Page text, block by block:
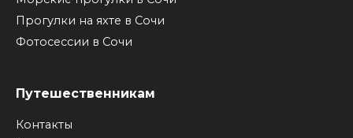
Прогулки на яхте в Сочи
Фотосессии в Сочи
Путешественникам
Контакты